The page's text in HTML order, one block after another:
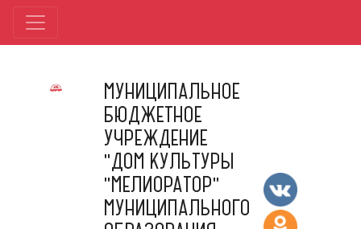
МУНИЦИПАЛЬНОЕ
БЮДЖЕТНОЕ
УЧРЕЖДЕНИЕ
"ДОМ КУЛЬТУРЫ
"МЕЛИОРАТОР"
МУНИЦИПАЛЬНОГО